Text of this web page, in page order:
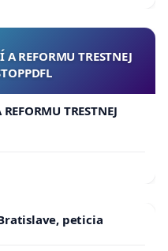
„obnoviteľnými“
viesť k zvýšeniu cien
všetkých produktov,
životnej úrovne
ľudí, keď im
v spoločnosti je zlá,
Podniky prestanú
To spôsobí
REFORMU TRESTNEJ
TRESTNEJ
peticia